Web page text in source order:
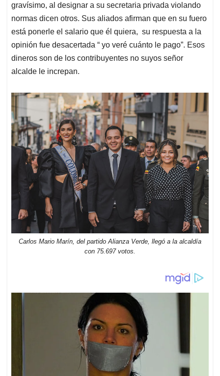
gravísimo, al designar a su secretaria privada violando
normas dicen otros. Sus aliados afirman que en su fuero
está ponerle el salario que él quiera, su respuesta a la
opinión fue desacertada “ yo veré cuánto le pago”. Esos
dineros son de los contribuyentes no suyos señor
alcalde le increpan.
Carlos Mario Marín, del partido Alianza Verde, llegó a la alcaldía
con 75.697 votos.